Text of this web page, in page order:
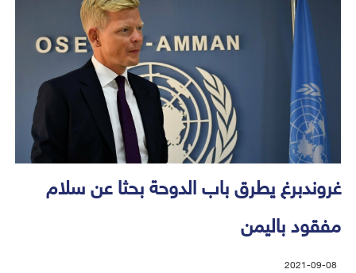
غروندبرغ يطرق باب الدوحة بحثا عن سلام
مفقود باليمن
2021-09-08